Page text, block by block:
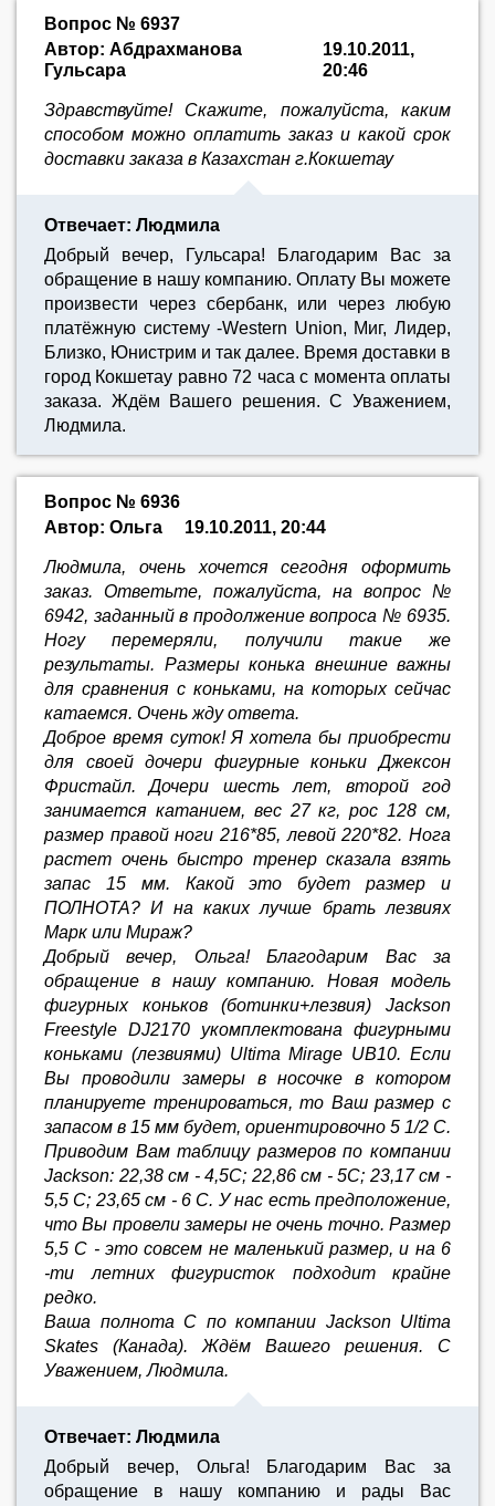
Вопрос № 6937
Автор: Абдрахманова
Гульсара
19.10.2011,
20:46
Здравствуйте! Скажите, пожалуйста, каким
способом можно оплатить заказ и какой срок
доставки заказа в Казахстан г.Кокшетау
Отвечает: Людмила
Добрый вечер, Гульсара! Благодарим Вас за
обращение в нашу компанию. Оплату Вы можете
произвести через сбербанк, или через любую
платёжную систему -Western Union, Миг, Лидер,
Близко, Юнистрим и так далее. Время доставки в
город Кокшетау равно 72 часа с момента оплаты
заказа. Ждём Вашего решения. С Уважением,
Людмила.
Вопрос № 6936
Автор: Ольга
19.10.2011, 20:44
Людмила, очень хочется сегодня оформить
заказ. Ответьте, пожалуйста, на вопрос №
6942, заданный в продолжение вопроса № 6935.
Ногу перемеряли, получили такие же
результаты. Размеры конька внешние важны
для сравнения с коньками, на которых сейчас
катаемся. Очень жду ответа.
Доброе время суток! Я хотела бы приобрести
для своей дочери фигурные коньки Джексон
Фристайл. Дочери шесть лет, второй год
занимается катанием, вес 27 кг, рос 128 см,
размер правой ноги 216*85, левой 220*82. Нога
растет очень быстро тренер сказала взять
запас 15 мм. Какой это будет размер и
ПОЛНОТА? И на каких лучше брать лезвиях
Марк или Мираж?
Добрый вечер, Ольга! Благодарим Вас за
обращение в нашу компанию. Новая модель
фигурных коньков (ботинки+лезвия) Jackson
Freestyle DJ2170 укомплектована фигурными
коньками (лезвиями) Ultima Mirage UB10. Если
Вы проводили замеры в носочке в котором
планируете тренироваться, то Ваш размер с
запасом в 15 мм будет, ориентировочно 5 1/2 С.
Приводим Вам таблицу размеров по компании
Jackson: 22,38 см - 4,5С; 22,86 см - 5С; 23,17 см -
5,5 С; 23,65 см - 6 С. У нас есть предположение,
что Вы провели замеры не очень точно. Размер
5,5 С - это совсем не маленький размер, и на 6
-ти летних фигуристок подходит крайне
редко.
Ваша полнота С по компании Jackson Ultima
Skates (Канада). Ждём Вашего решения. С
Уважением, Людмила.
Отвечает: Людмила
Добрый вечер, Ольга! Благодарим Вас за
обращение в нашу компанию и рады Вас